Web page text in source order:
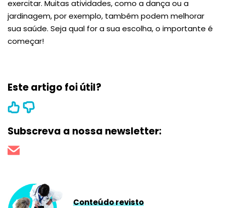
exercitar. Muitas atividades, como a dança ou a
jardinagem, por exemplo, também podem melhorar
sua saúde. Seja qual for a sua escolha, o importante é
começar!
Este artigo foi útil?
Subscreva a nossa newsletter:
Conteúdo revisto